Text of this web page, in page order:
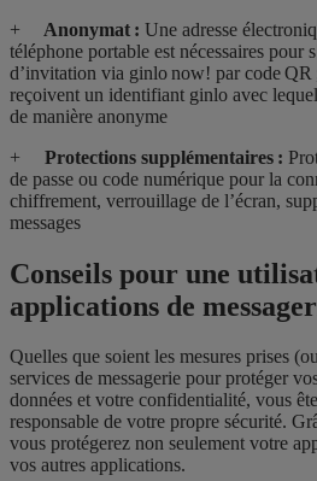
+ Anonymat : Une adresse
téléphone portable est nécessaires pour
d’invitation via ginlo now! par code QR
reçoivent un identifiant ginlo avec
de manière anonyme
+ Protections supplémentaires :
de passe ou code numérique pour la
chiffrement, verrouillage de l’écran,
messages
Conseils pour une
applications de
Quelles que soient les mesures prises
services de messagerie pour protéger
données et votre confidentialité, vous
responsable de votre propre sécurité.
vous protégerez non seulement votre
vos autres applications.